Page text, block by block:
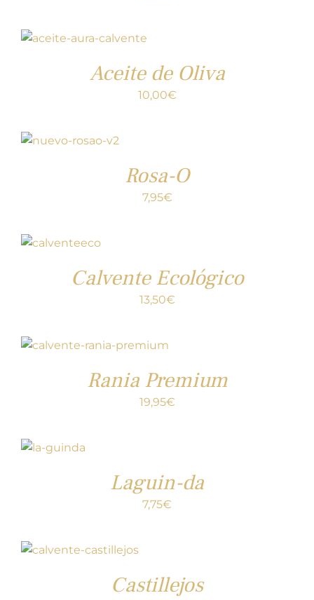
Aceite de Oliva
10,00€
Rosa-O
7,95€
Calvente Ecológico
13,50€
Rania Premium
19,95€
Laguin-da
7,75€
Castillejos